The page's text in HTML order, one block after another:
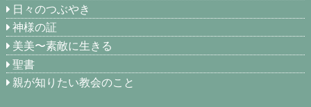
日々のつぶやき
神様の証
美美〜素敵に生きる
聖書
親が知りたい教会のこと